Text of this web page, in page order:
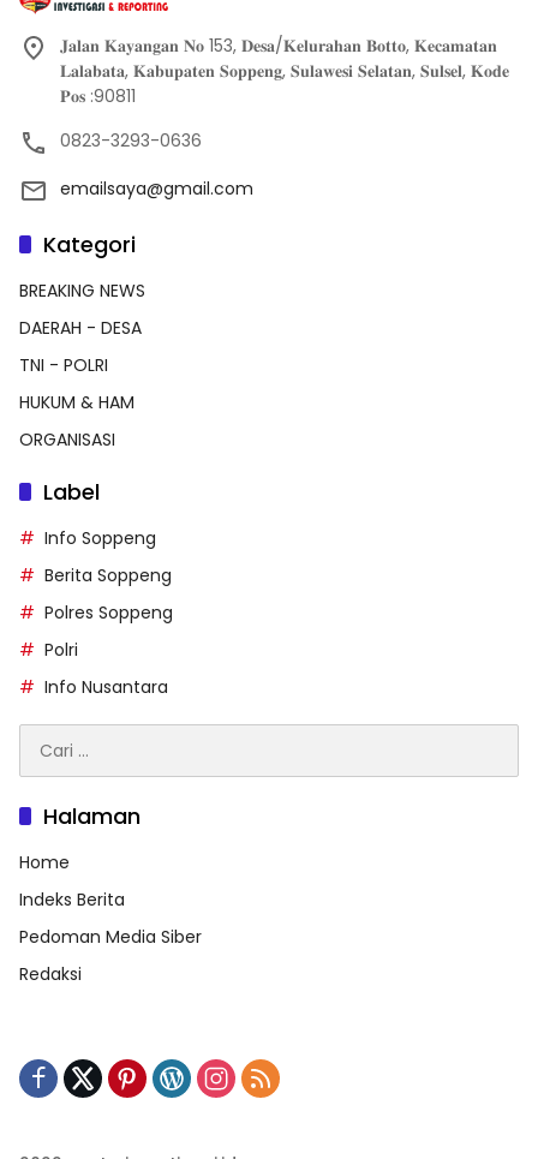
𝐉𝐚𝐥𝐚𝐧 𝐊𝐚𝐲𝐚𝐧𝐠𝐚𝐧 𝐍𝐨 153, 𝐃𝐞𝐬𝐚/𝐊𝐞𝐥𝐮𝐫𝐚𝐡𝐚𝐧 𝐁𝐨𝐭𝐭𝐨, 𝐊𝐞𝐜𝐚𝐦𝐚𝐭𝐚𝐧
𝐋𝐚𝐥𝐚𝐛𝐚𝐭𝐚, 𝐊𝐚𝐛𝐮𝐩𝐚𝐭𝐞𝐧 𝐒𝐨𝐩𝐩𝐞𝐧𝐠, 𝐒𝐮𝐥𝐚𝐰𝐞𝐬𝐢 𝐒𝐞𝐥𝐚𝐭𝐚𝐧, 𝐒𝐮𝐥𝐬𝐞𝐥, 𝐊𝐨𝐝𝐞
𝐏𝐨𝐬 :90811
0823-3293-0636
emailsaya@gmail.com
Kategori
BREAKING NEWS
DAERAH - DESA
TNI - POLRI
HUKUM & HAM
ORGANISASI
Label
Info Soppeng
Berita Soppeng
Polres Soppeng
Polri
Info Nusantara
untuk:
Halaman
Home
Indeks Berita
Pedoman Media Siber
Redaksi